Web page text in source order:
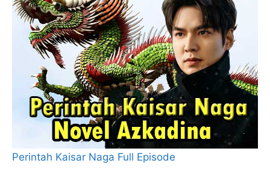
Perintah Kaisar Naga Full Episode